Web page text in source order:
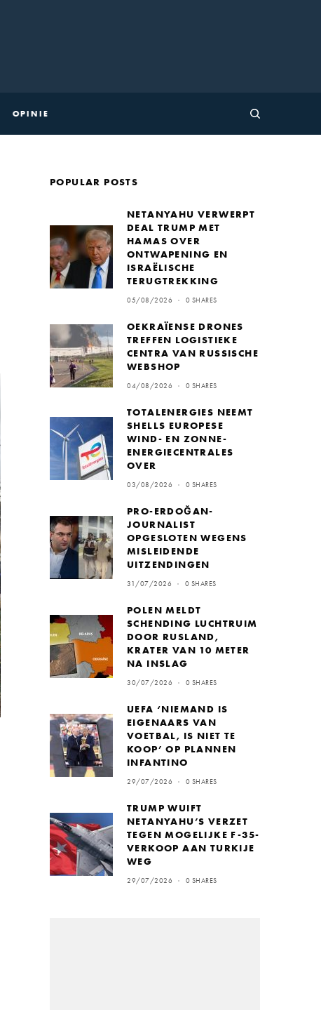
OPINIE
POPULAR POSTS
NETANYAHU VERWERPT
DEAL TRUMP MET
HAMAS OVER
ONTWAPENING EN
ISRAËLISCHE
TERUGTREKKING
05/08/2026 0 SHARES
OEKRAÏENSE DRONES
TREFFEN LOGISTIEKE
CENTRA VAN RUSSISCHE
WEBSHOP
04/08/2026 0 SHARES
TOTALENERGIES NEEMT
SHELLS EUROPESE
WIND- EN ZONNE-
ENERGIECENTRALES
OVER
03/08/2026 0 SHARES
PRO-ERDOĞAN-
JOURNALIST
OPGESLOTEN WEGENS
MISLEIDENDE
UITZENDINGEN
31/07/2026 0 SHARES
POLEN MELDT
SCHENDING LUCHTRUIM
DOOR RUSLAND,
KRATER VAN 10 METER
NA INSLAG
30/07/2026 0 SHARES
UEFA ‘NIEMAND IS
EIGENAARS VAN
VOETBAL, IS NIET TE
KOOP’ OP PLANNEN
INFANTINO
29/07/2026 0 SHARES
TRUMP WUIFT
NETANYAHU’S VERZET
TEGEN MOGELIJKE F-35-
VERKOOP AAN TURKIJE
WEG
29/07/2026 0 SHARES